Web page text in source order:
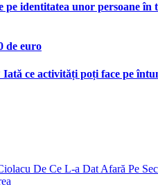
identitatea unor persoane în
de euro
ce activități poți face pe